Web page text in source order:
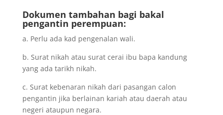
Dokumen tambahan bagi bakal
pengantin perempuan:
a. Perlu ada kad pengenalan wali.
b. Surat nikah atau surat cerai ibu bapa kandung
yang ada tarikh nikah.
c. Surat kebenaran nikah dari pasangan calon
pengantin jika berlainan kariah atau daerah atau
negeri ataupun negara.